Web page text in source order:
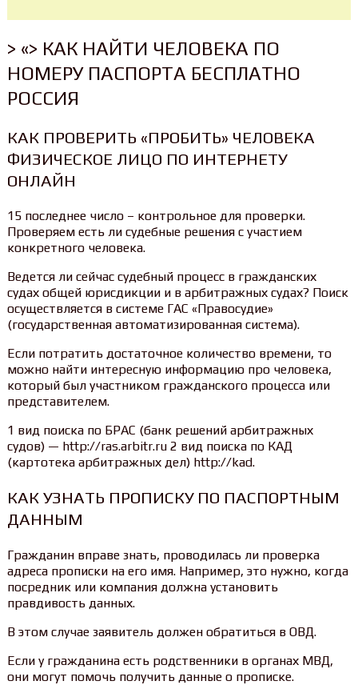
> «> КАК НАЙТИ ЧЕЛОВЕКА ПО
НОМЕРУ ПАСПОРТА БЕСПЛАТНО
РОССИЯ
КАК ПРОВЕРИТЬ «ПРОБИТЬ» ЧЕЛОВЕКА
ФИЗИЧЕСКОЕ ЛИЦО ПО ИНТЕРНЕТУ
ОНЛАЙН
15 последнее число – контрольное для проверки.
Проверяем есть ли судебные решения с участием
конкретного человека.
Ведется ли сейчас судебный процесс в гражданских
судах общей юрисдикции и в арбитражных судах? Поиск
осуществляется в системе ГАС «Правосудие»
(государственная автоматизированная система).
Если потратить достаточное количество времени, то
можно найти интересную информацию про человека,
который был участником гражданского процесса или
представителем.
1 вид поиска по БРАС (банк решений арбитражных
судов) — http://ras.arbitr.ru 2 вид поиска по КАД
(картотека арбитражных дел) http://kad.
КАК УЗНАТЬ ПРОПИСКУ ПО ПАСПОРТНЫМ
ДАННЫМ
Гражданин вправе знать, проводилась ли проверка
адреса прописки на его имя. Например, это нужно, когда
посредник или компания должна установить
правдивость данных.
В этом случае заявитель должен обратиться в ОВД.
Если у гражданина есть родственники в органах МВД,
они могут помочь получить данные о прописке.